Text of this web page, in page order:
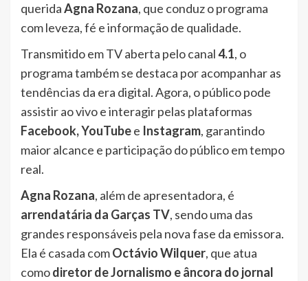
queridaAgna Rozana, que conduz o programa
com leveza, fé e informação de qualidade.
Transmitido em TV aberta pelo canal4.1, o
programa também se destaca por acompanhar as
tendências da era digital. Agora, o público pode
assistir ao vivo e interagir pelas plataformas
Facebook, YouTubee Instagram, garantindo
maior alcance e participação do público em tempo
real.
Agna Rozana, além de apresentadora, é
arrendatária da Garças TV, sendo uma das
grandes responsáveis pela nova fase da emissora.
Ela é casada comOctávio Wilquer, que atua
comodiretor de Jornalismo e âncora do jornal